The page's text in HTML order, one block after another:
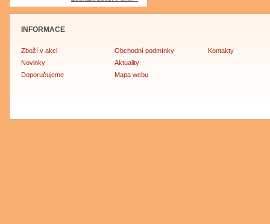
INFORMACE
Zboží v akci
Novinky
Doporučujeme
Obchodní podmínky
Aktuality
Mapa webu
Kontakty